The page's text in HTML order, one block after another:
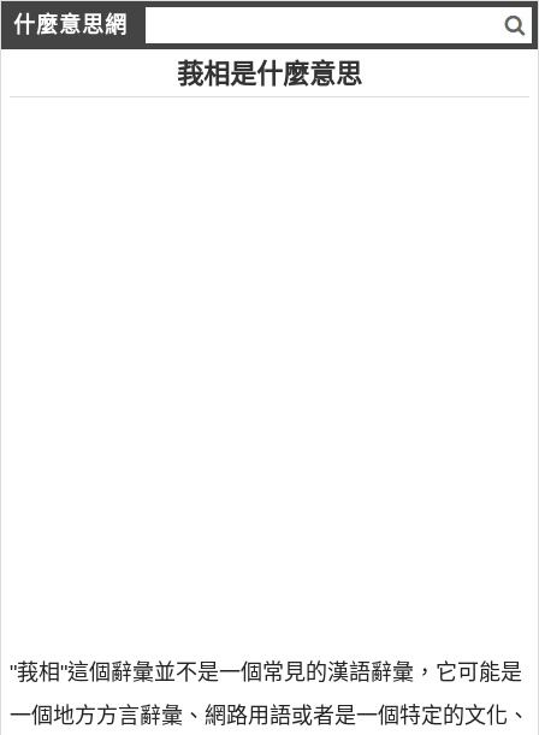
什麼意思網
莪相是什麼意思
"莪相"這個辭彙並不是一個常見的漢語辭彙，它可能是
一個地方方言辭彙、網路用語或者是一個特定的文化、